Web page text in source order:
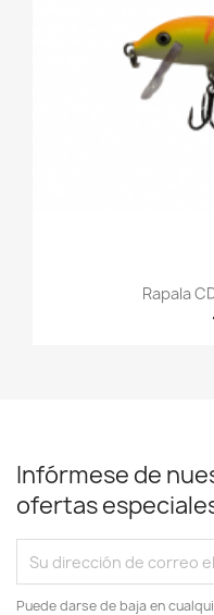
Rapala
Infórmese de
ofertas
Puede darse de baja en